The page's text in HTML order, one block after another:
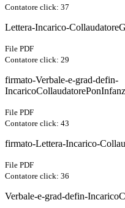
Contatore click: 37
Lettera-Incarico-
File PDF
Contatore click: 29
firmato-Verbale-e-grad-defin-
File PDF
Contatore click: 43
firmato-Lettera-Incarico-
File PDF
Contatore click: 36
Verbale-e-grad-defin-